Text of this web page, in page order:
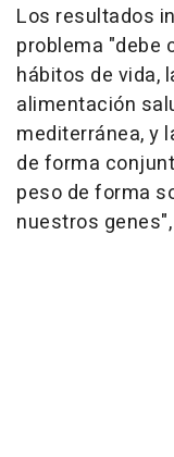
Los resultados
problema "debe
hábitos de vida,
alimentación
mediterránea, y
de forma
peso de forma
nuestros